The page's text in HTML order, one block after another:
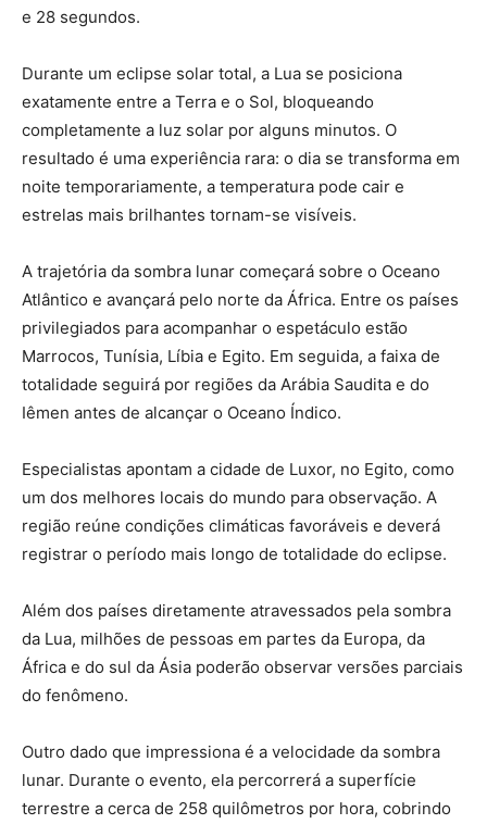
e 28 segundos.
Durante um eclipse solar total, a Lua se posiciona
exatamente entre a Terra e o Sol, bloqueando
completamente a luz solar por alguns minutos. O
resultado é uma experiência rara: o dia se transforma em
noite temporariamente, a temperatura pode cair e
estrelas mais brilhantes tornam-se visíveis.
A trajetória da sombra lunar começará sobre o Oceano
Atlântico e avançará pelo norte da África. Entre os países
privilegiados para acompanhar o espetáculo estão
Marrocos, Tunísia, Líbia e Egito. Em seguida, a faixa de
totalidade seguirá por regiões da Arábia Saudita e do
Iêmen antes de alcançar o Oceano Índico.
Especialistas apontam a cidade de Luxor, no Egito, como
um dos melhores locais do mundo para observação. A
região reúne condições climáticas favoráveis e deverá
registrar o período mais longo de totalidade do eclipse.
Além dos países diretamente atravessados pela sombra
da Lua, milhões de pessoas em partes da Europa, da
África e do sul da Ásia poderão observar versões parciais
do fenômeno.
Outro dado que impressiona é a velocidade da sombra
lunar. Durante o evento, ela percorrerá a superfície
terrestre a cerca de 258 quilômetros por hora, cobrindo